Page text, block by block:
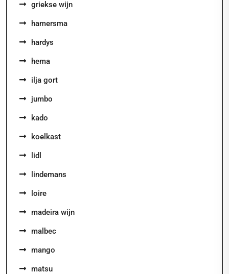
griekse wijn
hamersma
hardys
hema
ilja gort
jumbo
kado
koelkast
lidl
lindemans
loire
madeira wijn
malbec
mango
matsu